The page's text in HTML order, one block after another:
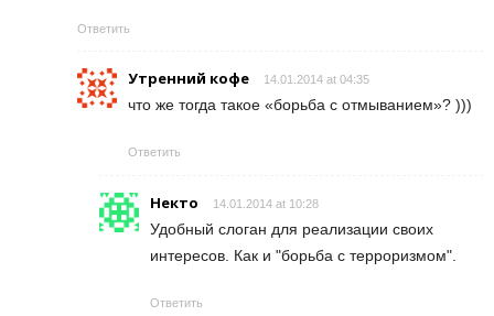
Ответить
Утренний кофе 14.01.2014 at 04:35
что же тогда такое «борьба с отмыванием»? )))
Ответить
Некто 14.01.2014 at 10:28
Удобный слоган для реализации своих
интересов. Как и "борьба с терроризмом".
Ответить